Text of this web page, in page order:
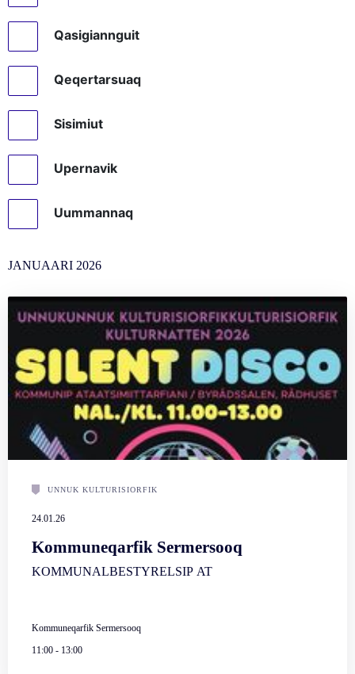
Qasigiannguit
Qeqertarsuaq
Sisimiut
Upernavik
Uummannaq
JANUAARI 2026
UNNUK KULTURISIORFIK
24.01.26
Kommuneqarfik Sermersooq
KOMMUNALBESTYRELSIP AT
Kommuneqarfik Sermersooq
11:00 - 13:00